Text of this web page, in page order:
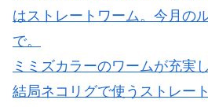
はストレートワーム。今月の
で。
ミミズカラーのワームが充実
結局ネコリグで使うストレー